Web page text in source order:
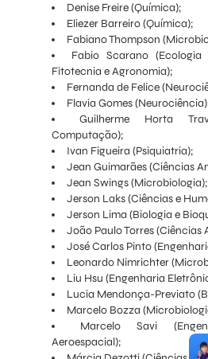
Denise Freire (Química);
Eliezer Barreiro (Química);
Fabiano Thompson
Fabio Scarano
Fitotecnia e Agronomia);
Fernanda de Felice
Flavia Gomes
Guilherme Horta
Computação);
Ivan Figueira (Psiquiatria);
Jean Guimarães (Ciências
Jean Swings (Microbiologia);
Jerson Laks (Ciências e
Jerson Lima (Biologia e
João Paulo Torres (Ciências
José Carlos Pinto
Leonardo Nimrichter
Liu Hsu (Engenharia
Lucia Mendonça-Previato
Marcelo Bozza
Marcelo Savi
Aeroespacial);